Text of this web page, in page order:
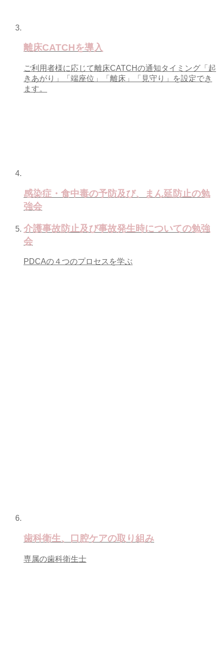
離床CATCHを導入
ご利用者様に応じて離床CATCHの通知タイミング「起
きあがり」「端座位」「離床」「見守り」を設定でき
ます。
感染症・食中毒の予防及び、まん延防止の勉
強会
介護事故防止及び事故発生時についての勉強
会
PDCAの４つのプロセスを学ぶ
歯科衛生、口腔ケアの取り組み
専属の歯科衛生士